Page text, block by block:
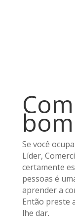
Se você
Líder,
certamente
pessoas é
aprender a
Então preste
lhe dar.